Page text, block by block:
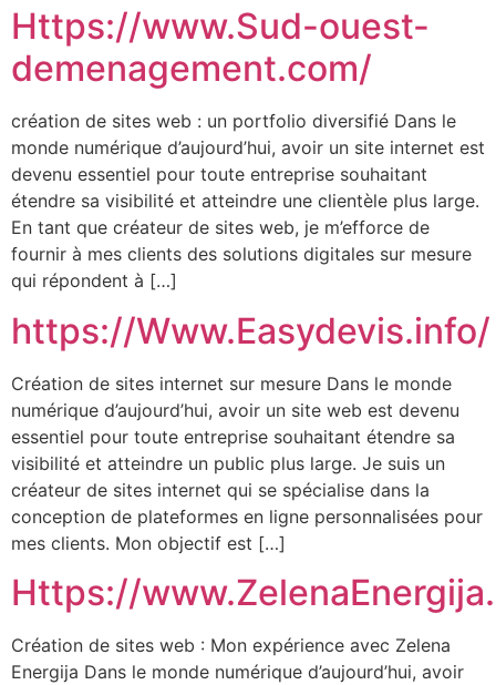
Https://www.Sud-ouest-
demenagement.com/
création de sites web : un portfolio diversifié Dans le
monde numérique d’aujourd’hui, avoir un site internet est
devenu essentiel pour toute entreprise souhaitant
étendre sa visibilité et atteindre une clientèle plus large.
En tant que créateur de sites web, je m’efforce de
fournir à mes clients des solutions digitales sur mesure
qui répondent à […]
https://Www.Easydevis.info/
Création de sites internet sur mesure Dans le monde
numérique d’aujourd’hui, avoir un site web est devenu
essentiel pour toute entreprise souhaitant étendre sa
visibilité et atteindre un public plus large. Je suis un
créateur de sites internet qui se spécialise dans la
conception de plateformes en ligne personnalisées pour
mes clients. Mon objectif est […]
Https://
Création de sites web : Mon expérience avec Zelena
Energija Dans le monde numérique d’aujourd’hui, avoir